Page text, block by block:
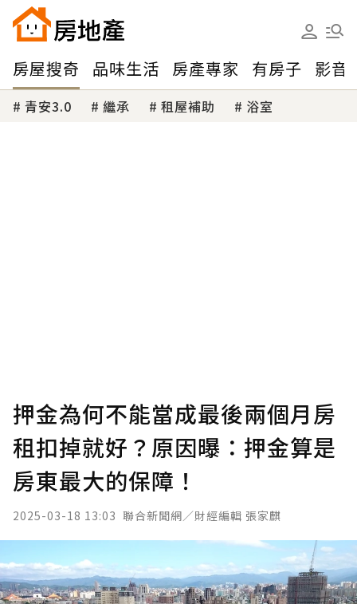
房屋搜奇 品味生活 房產專家 有房子 影音
青安3.0 繼承 租屋補助 浴室
押金為何不能當成最後兩個月房
租扣掉就好？原因曝：押金算是
房東最大的保障！
2025-03-18 13:03 聯合新聞網／財經編輯 張家麒